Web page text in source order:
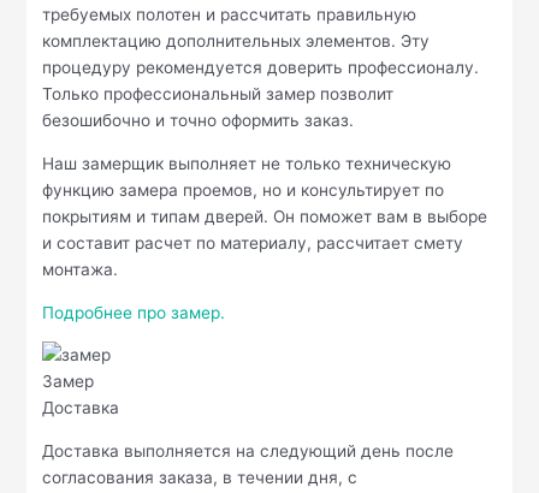
требуемых полотен и рассчитать правильную
комплектацию дополнительных элементов. Эту
процедуру рекомендуется доверить профессионалу.
Только профессиональный замер позволит
безошибочно и точно оформить заказ.
Наш замерщик выполняет не только техническую
функцию замера проемов, но и консультирует по
покрытиям и типам дверей. Он поможет вам в выборе
и составит расчет по материалу, рассчитает смету
монтажа.
Подробнее про замер.
Замер
Доставка
Доставка выполняется на следующий день после
согласования заказа, в течении дня, с